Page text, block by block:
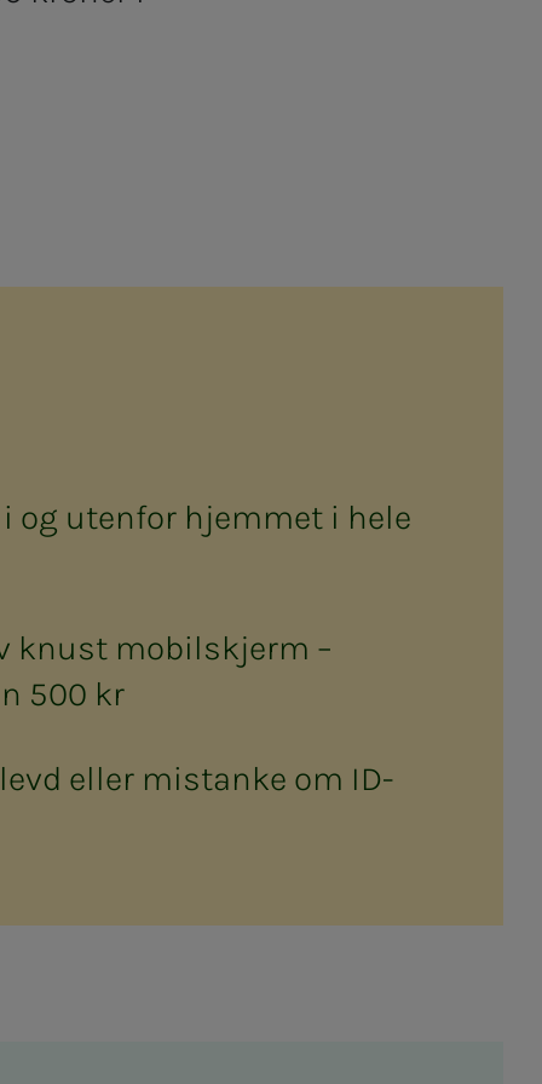
og utenfor hjemmet i hele
knust mobilskjerm –
500 kr
eller mistanke om ID-